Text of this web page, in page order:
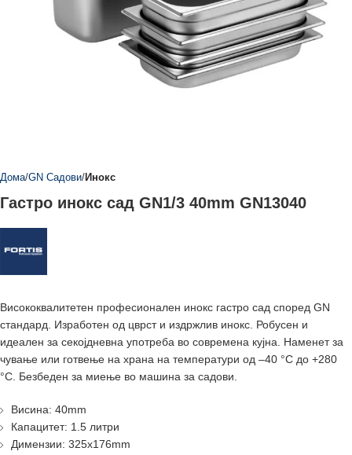
Дома GN Садови Инокс
Гастро инокс сад GN1/3 40mm GN13040
Висококвалитетен професионален инокс гастро сад според GN
стандард. Изработен од цврст и издржлив инокс. Робусен и
идеален за секојдневна употреба во современа кујна. Наменет за
чување или готвење на храна на температури од –40 °C до +280
°C. Безбеден за миење во машина за садови.
Висина: 40mm
Капацитет: 1.5 литри
Димензии: 325x176mm